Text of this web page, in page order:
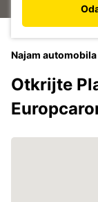
Najam automobila
Otkrijte